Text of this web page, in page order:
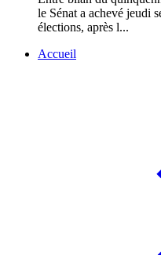
le Sénat a achevé jeudi
élections, après l...
Accueil